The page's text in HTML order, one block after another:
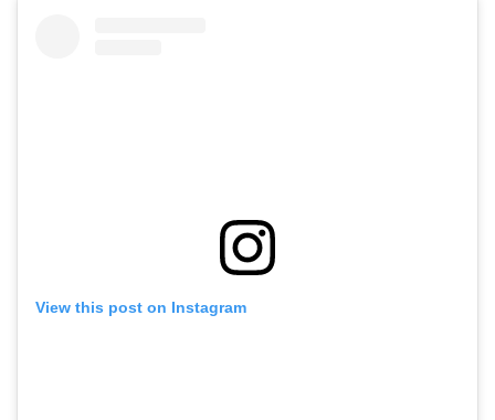
View this post on Instagram